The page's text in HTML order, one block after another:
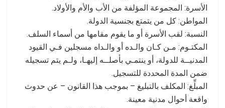
الأسرة: المجموعة المؤلفة من الأب والأم والأولاد.
المواطن: كل من يتمتع بجنسية الدولة.
النسبة: لقب الأسرة أو ما يقوم مقامها من أسماء السلف.
المكتـوم: مـن كـان والـده أو والـداه مسجلين فـي القيود
المدنيــة للدولة، أو ينتمـي بأصلــه إليهـا، ولـم يتم تسجيله
ضمن المدة المحددة للتسجيل.
المبلِّغ: المكلف بالتبليغ – بموجب هذا القانون – عن حدوث
واقعة أحوال مدنية معينة.